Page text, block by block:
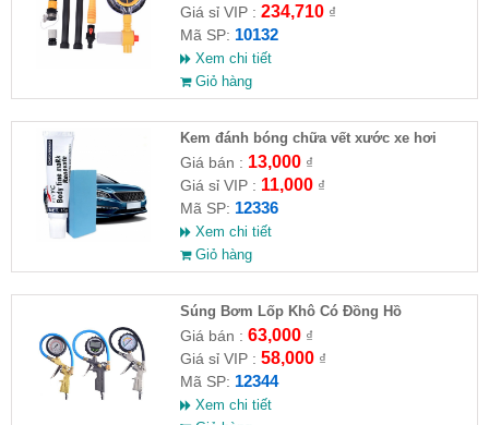
Giá sỉ VIP : 234,710₫
Mã SP: 10132
Xem chi tiết
Giỏ hàng
Kem đánh bóng chữa vết xước xe hơi
Giá bán : 13,000₫
Giá sỉ VIP : 11,000₫
Mã SP: 12336
Xem chi tiết
Giỏ hàng
Súng Bơm Lốp Khô Có Đồng Hồ
Giá bán : 63,000₫
Giá sỉ VIP : 58,000₫
Mã SP: 12344
Xem chi tiết